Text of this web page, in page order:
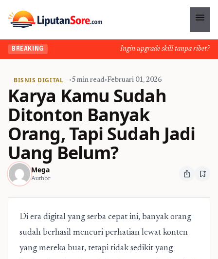
menu
BREAKING Ingin upgrade skill tanpa ribet?
BISNIS DIGITAL •5 min read•Februari 01, 2026
Karya Kamu Sudah
Ditonton Banyak
Orang, Tapi Sudah Jadi
Uang Belum?
Mega
Author ios_share bookmark_add
Di era digital yang serba cepat ini, banyak orang
sudah berhasil mencuri perhatian lewat konten
yang mereka buat, tetapi tidak sedikit yang